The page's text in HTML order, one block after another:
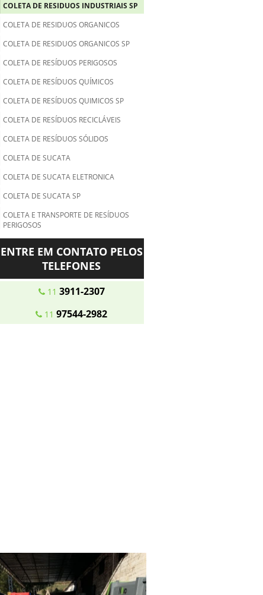
COLETA DE RESIDUOS INDUSTRIAIS SP
COLETA DE RESIDUOS ORGANICOS
COLETA DE RESIDUOS ORGANICOS SP
COLETA DE RESÍDUOS PERIGOSOS
COLETA DE RESÍDUOS QUÍMICOS
COLETA DE RESÍDUOS QUIMICOS SP
COLETA DE RESÍDUOS RECICLÁVEIS
COLETA DE RESÍDUOS SÓLIDOS
COLETA DE SUCATA
COLETA DE SUCATA ELETRONICA
COLETA DE SUCATA SP
COLETA E TRANSPORTE DE RESÍDUOS
PERIGOSOS
QUIMICOS
COLETA E TRANSPORTE DO LIXO
COLETA E TRATAMENTO DE RESÍDUOS
DESCARTE DE RESÍDUOS ELETRÔNICOS
DESCARTE DE RESÍDUOS EM SP
ENTRE EM CONTATO PELOS
TELEFONES
11 3911-2307
11 97544-2982